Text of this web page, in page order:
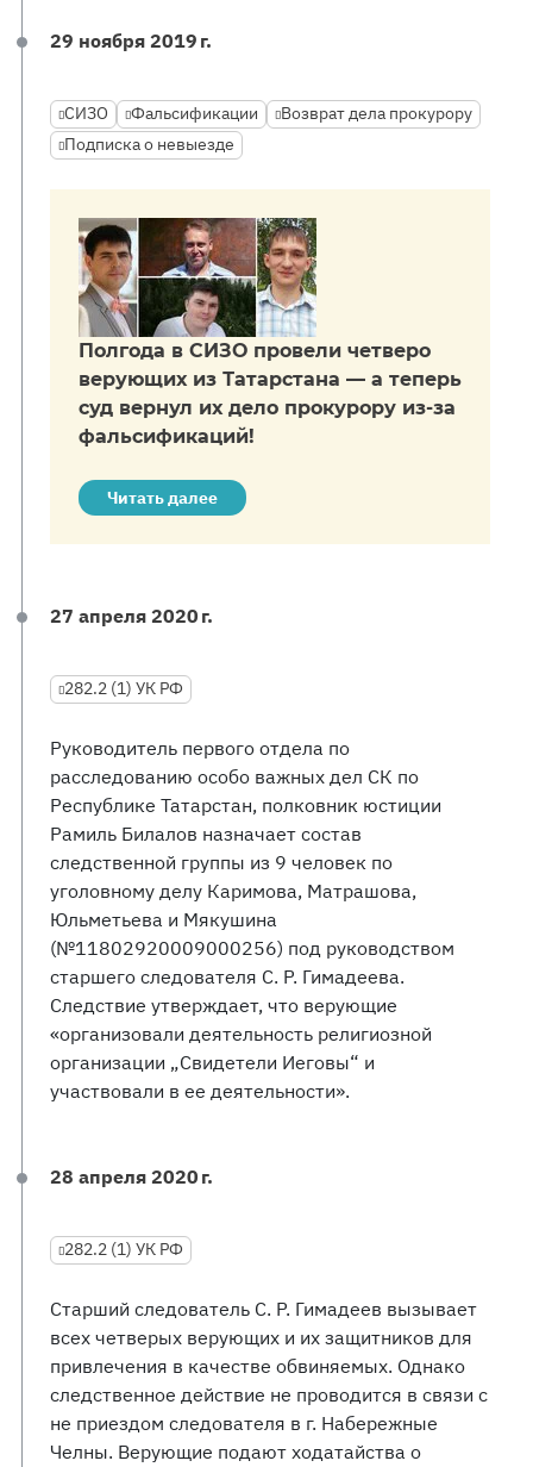
29 ноября 2019 г.
СИЗО Фальсификации
Возврат дела прокурору
Подписка о невыезде
Полгода в СИЗО провели четверо
верующих из Татарстана — а теперь
суд вернул их дело прокурору из-за
фальсификаций!
Читать далее
27 апреля 2020 г.
282.2 (1) УК РФ
Руководитель первого отдела по
расследованию особо важных дел СК по
Республике Татарстан, полковник юстиции
Рамиль Билалов назначает состав
следственной группы из 9 человек по
уголовному делу Каримова, Матрашова,
Юльметьева и Мякушина
(№11802920009000256) под руководством
старшего следователя С. Р. Гимадеева.
Следствие утверждает, что верующие
«организовали деятельность религиозной
организации „Свидетели Иеговы“ и
участвовали в ее деятельности».
28 апреля 2020 г.
282.2 (1) УК РФ
Старший следователь С. Р. Гимадеев вызывает
всех четверых верующих и их защитников для
привлечения в качестве обвиняемых. Однако
следственное действие не проводится в связи с
не приездом следователя в г. Набережные
Челны. Верующие подают ходатайства о